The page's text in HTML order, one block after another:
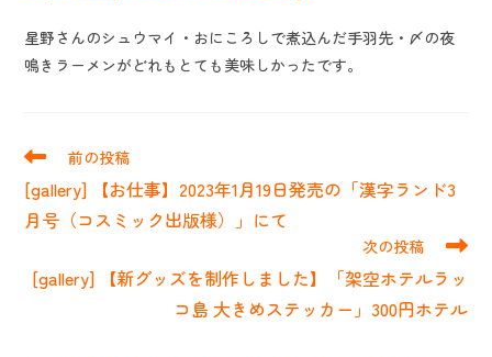
星野さんのシュウマイ・おにころしで煮込んだ手羽先・〆の夜
鳴きラーメンがどれもとても美味しかったです。
そ
他
の
を
前の投稿
[gallery] 【お仕事】2023年1月19日発売の「漢字ランド3
月号（コスミック出版様）」にて
次の投稿
[gallery] 【新グッズを制作しました】「架空ホテルラッ
コ島 大きめステッカー」300円ホテル